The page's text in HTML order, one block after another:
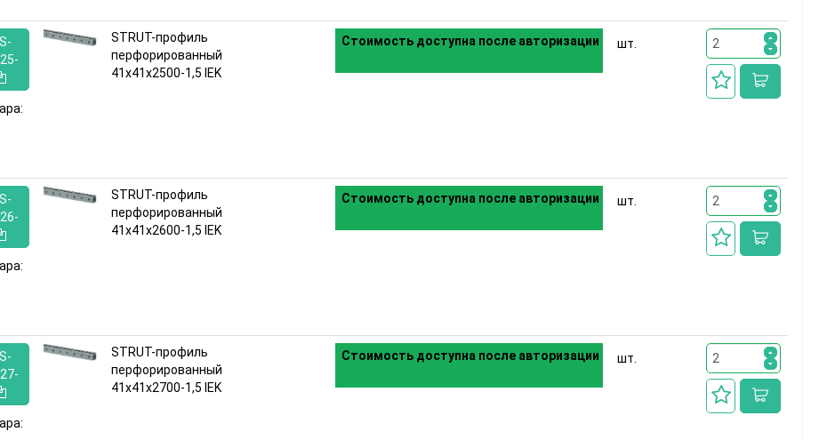
STRUT-профиль
перфорированный
41x41х2500-1,5 IEK
Стоимость доступна после авторизации шт.
STRUT-профиль
перфорированный
41x41х2600-1,5 IEK
Стоимость доступна после авторизации шт.
STRUT-профиль
перфорированный
41x41х2700-1,5 IEK
Стоимость доступна после авторизации шт.